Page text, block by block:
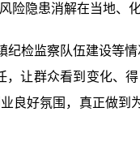
隐患消解在当地、
检监察队伍建设等
让群众看到变化、
良好氛围，真正做到